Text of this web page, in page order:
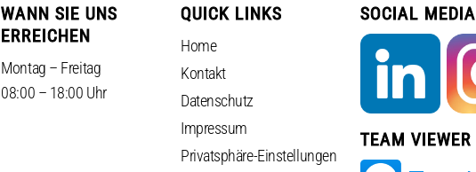
WANN SIE UNS
ERREICHEN
Montag – Freitag
08:00 – 18:00 Uhr
QUICK LINKS
Home
Kontakt
Datenschutz
Impressum
Privatsphäre-Einstellungen
SOCIAL MEDIA
TEAM VIEWER